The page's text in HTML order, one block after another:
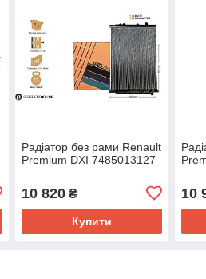
Радіатор без рами Renault
Premium DXI 7485013127
10 820₴
Купити
10